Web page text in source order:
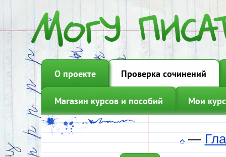
О проекте Проверка сочинений
Магазин курсов и пособий Мои
—